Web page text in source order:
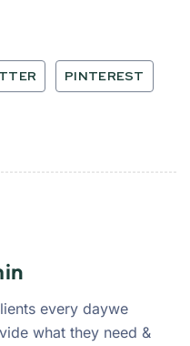
PINTEREST
every daywe
what they need &